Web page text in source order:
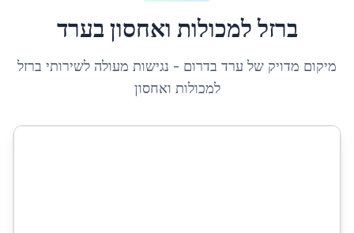
ברזל למכולות ואחסוןבערד
מיקום מדויק של ערד בדרום - נגישות מעולה לשירותי ברזל
למכולות ואחסון